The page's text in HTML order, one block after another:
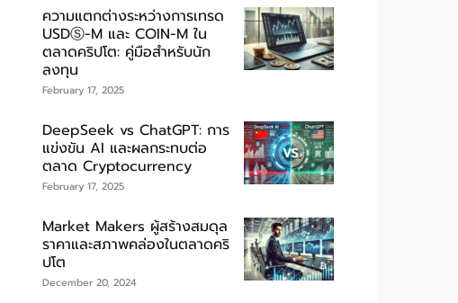
ความแตกต่างระหว่างการเทรด
USDⓈ-M และ COIN-M ใน
ตลาดคริปโต: คู่มือสำหรับนัก
ลงทุน
February 17, 2025
DeepSeek vs ChatGPT: การ
แข่งขัน AI และผลกระทบต่อ
ตลาด Cryptocurrency
February 17, 2025
Market Makers ผู้สร้างสมดุล
ราคาและสภาพคล่องในตลาดคริ
ปโต
December 20, 2024